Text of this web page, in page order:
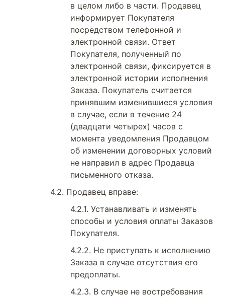
в целом либо в части. Продавец
информирует Покупателя
посредством телефонной и
электронной связи. Ответ
Покупателя, полученный по
электронной связи, фиксируется в
электронной истории исполнения
Заказа. Покупатель считается
принявшим изменившиеся условия
в случае, если в течение 24
(двадцати четырех) часов с
момента уведомления Продавцом
об изменении договорных условий
не направил в адрес Продавца
письменного отказа.
Продавец вправе:
Устанавливать и изменять
способы и условия оплаты Заказов
Покупателя.
Не приступать к исполнению
Заказа в случае отсутствия его
предоплаты.
В случае не востребования